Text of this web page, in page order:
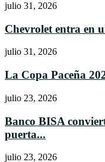
julio 31, 2026
Chevrolet entra en
julio 31, 2026
La Copa Paceña
julio 23, 2026
Banco BISA
puerta...
julio 23, 2026